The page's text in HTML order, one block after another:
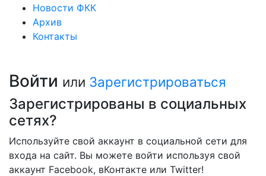
Новости ФКК
Архив
Контакты
Войти или Зарегистрироваться
Зарегистрированы в социальных
сетях?
Используйте свой аккаунт в социальной сети для
входа на сайт. Вы можете войти используя свой
аккаунт Facebook, вКонтакте или Twitter!